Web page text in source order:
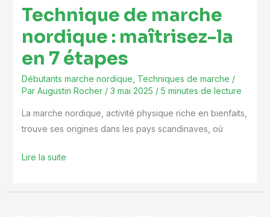
Technique de marche
nordique : maîtrisez-la
en 7 étapes
Débutants marche nordique Techniques de marche /
Par Augustin Rocher / 3 mai 2025 / 5 minutes de lecture
La marche nordique, activité physique riche en bienfaits,
trouve ses origines dans les pays scandinaves, où
étapes
Lire la suite